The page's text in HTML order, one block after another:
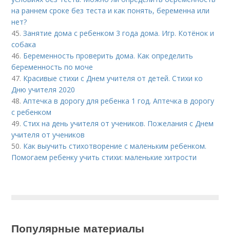
на раннем сроке без теста и как понять, беременна или
нет?
45.Занятие дома с ребенком 3 года дома. Игр. Котёнок и
собака
46. Беременность проверить дома. Как определить
беременность по моче
47. Красивые стихи с Днем учителя от детей. Стихи ко
Дню учителя 2020
48.Аптечка в дорогу для ребенка 1 год. Аптечка в дорогу
с ребенком
49.Стих на день учителя от учеников. Пожелания с Днем
учителя от учеников
50. Как выучить стихотворение с маленьким ребенком.
Помогаем ребенку учить стихи: маленькие хитрости
Популярные материалы